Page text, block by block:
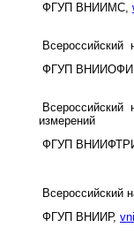
ФГУП ВНИИМС,
Всероссийский
ФГУП
Всероссийский
измерений
ФГУП
Всероссийский
ФГУП ВНИИР,